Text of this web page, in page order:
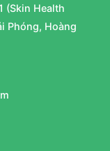
(Skin Health
Phóng, Hoàng